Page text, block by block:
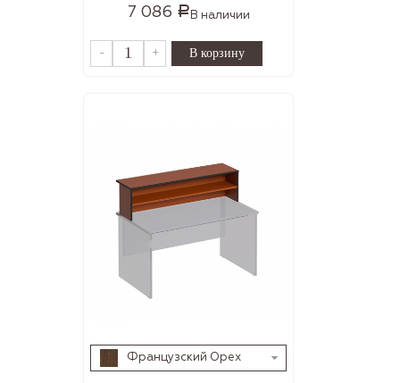
7 086 Р В наличии
- +
Французский Орех